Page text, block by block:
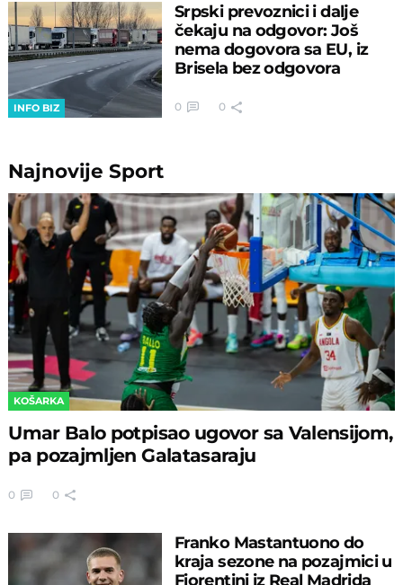
INFO BIZ
Srpski prevoznici i dalje
čekaju na odgovor: Još
nema dogovora sa EU, iz
Brisela bez odgovora
0 0
NajnovijeSport
KOŠARKA
Umar Balo potpisao ugovor sa Valensijom,
pa pozajmljen Galatasaraju
0 0
Franko Mastantuono do
kraja sezone na pozajmici u
Fiorentini iz Real Madrida